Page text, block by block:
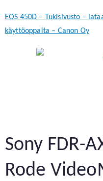
EOS 450D – Tukisivusto –
käyttöoppaita – Canon Oy
Sony FDR-
Rode